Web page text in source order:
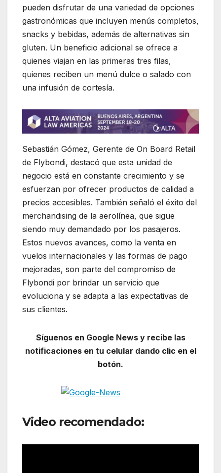
pueden disfrutar de una variedad de opciones
gastronómicas que incluyen menús completos,
snacks y bebidas, además de alternativas sin
gluten. Un beneficio adicional se ofrece a
quienes viajan en las primeras tres filas,
quienes reciben un menú dulce o salado con
una infusión de cortesía.
Sebastián Gómez, Gerente de On Board Retail
de Flybondi, destacó que esta unidad de
negocio está en constante crecimiento y se
esfuerzan por ofrecer productos de calidad a
precios accesibles. También señaló el éxito del
merchandising de la aerolínea, que sigue
siendo muy demandado por los pasajeros.
Estos nuevos avances, como la venta en
vuelos internacionales y las formas de pago
mejoradas, son parte del compromiso de
Flybondi por brindar un servicio que
evoluciona y se adapta a las expectativas de
sus clientes.
Síguenos en Google News y recibe las
notificaciones en tu celular dando clic en el
botón.
Video recomendado: